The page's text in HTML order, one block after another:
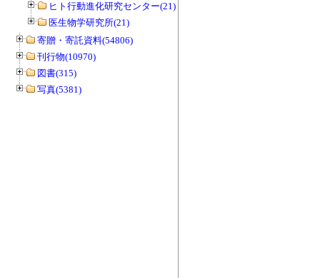
ヒト行動進化研究センター(21)
医生物学研究所(21)
寄贈・寄託資料(54806)
刊行物(10970)
図書(315)
写真(5381)